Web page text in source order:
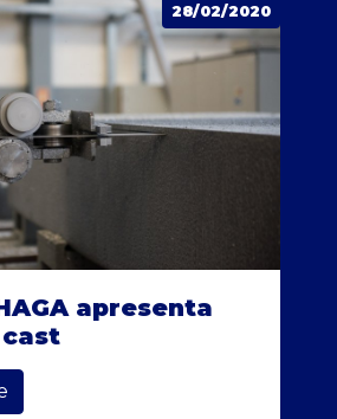
28/02/2020
apresenta